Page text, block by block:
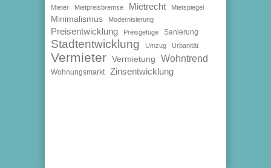
Mieter Mietpreisbremse Mietrecht Mietspiegel
Minimalismus Modernisierung
Preisentwicklung Preisgefüge Sanierung
Stadtentwicklung Umzug Urbanität
Vermieter Vermietung Wohntrend
Wohnungsmarkt Zinsentwicklung